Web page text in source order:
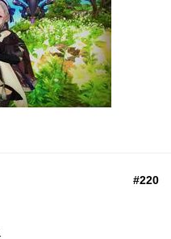
#220